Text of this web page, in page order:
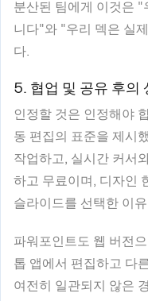
분산된 팀에게 이것은
니다"와 "우리 덱은 실
다.
5. 협업 및 공유 후의
인정할 것은 인정해야
동 편집의 표준을 제시
작업하고, 실시간 커서
하고 무료이며, 디자인
슬라이드를 선택한 이
파워포인트도 웹 버전
톱 앱에서 편집하고 다
여전히 일관되지 않은